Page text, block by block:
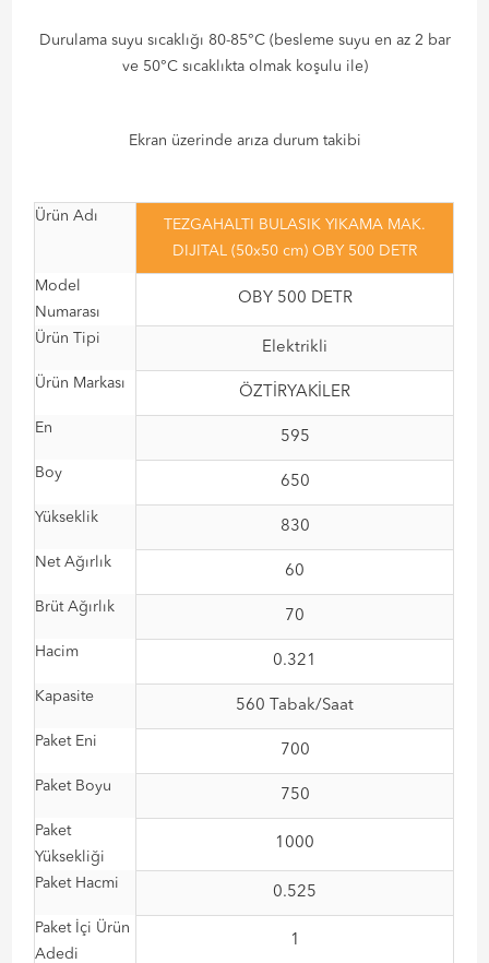
Durulama suyu sıcaklığı 80-85°C (besleme suyu en az 2 bar
ve 50°C sıcaklıkta olmak koşulu ile)
Ekran üzerinde arıza durum takibi
Ürün Adı
TEZGAHALTI BULASIK YIKAMA MAK.
DIJITAL (50x50 cm) OBY 500 DETR
Model
Numarası
OBY 500 DETR
Ürün Tipi
Elektrikli
Ürün Markası
ÖZTİRYAKİLER
En
595
Boy
650
Yükseklik
830
Net Ağırlık
60
Brüt Ağırlık
70
Hacim
0.321
Kapasite
560 Tabak/Saat
Paket Eni
700
Paket Boyu
750
Paket
Yüksekliği
1000
Paket Hacmi
0.525
Paket İçi Ürün
Adedi
1